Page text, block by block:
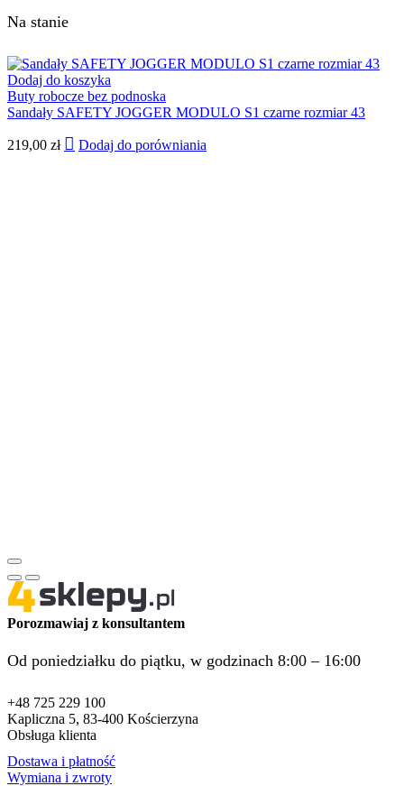
Na stanie
Dodaj do koszyka
Buty robocze bez podnoska
Sandały SAFETY JOGGER MODULO S1 czarne rozmiar 43
219,00 zł Dodaj do porówniania
Porozmawiaj z konsultantem
Od poniedziałku do piątku, w godzinach 8:00 – 16:00
+48 725 229 100
Kapliczna 5, 83-400 Kościerzyna
Obsługa klienta
Dostawa i płatność
Wymiana i zwroty